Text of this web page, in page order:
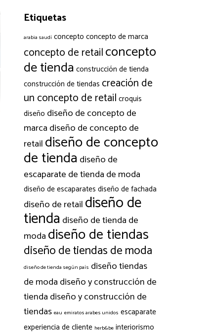
Etiquetas
arabia saudí concepto concepto de marca
concepto de retailconcepto
de tienda construcción de tienda
construcción de tiendas creación de
un concepto de retail croquis
diseño diseño de concepto de
marcadiseño de concepto de
retaildiseño de concepto
de tienda diseño de
escaparate de tienda de moda
diseño de escaparates diseño de fachada
diseño de retaildiseño de
tienda diseño de tienda de
modadiseño de tiendas
diseño de tiendas de moda
diseño de tienda según país diseño tiendas
de modadiseño y construcción de
tiendadiseño y construcción de
tiendas eau emiratos arabes unidos escaparate
experiencia de cliente herb&be interiorismo